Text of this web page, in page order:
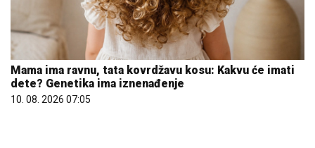
Mama ima ravnu, tata kovrdžavu kosu: Kakvu će imati
dete? Genetika ima iznenađenje
10. 08. 2026 07:05